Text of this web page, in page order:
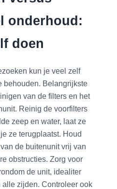
onderhoud:
doen
kun je veel zelf
behouden. Belangrijkste
van de filters en het
Reinig de voorfilters
zeep en water, laat ze
ze terugplaatst. Houd
de buitenunit vrij van
obstructies. Zorg voor
de unit, idealiter
zijden. Controleer ook